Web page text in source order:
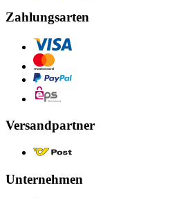
Zahlungsarten
Versandpartner
Unternehmen